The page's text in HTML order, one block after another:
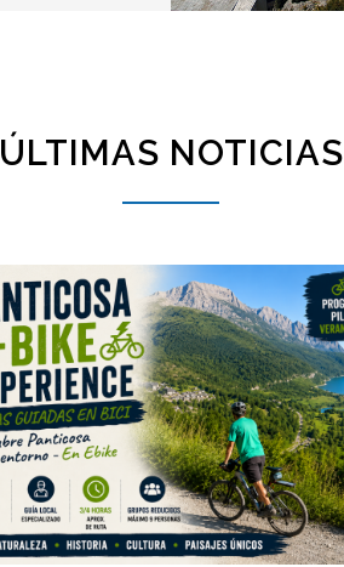
ÚLTIMAS NOTICIAS